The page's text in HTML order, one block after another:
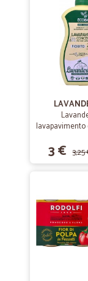
3 € 3,25